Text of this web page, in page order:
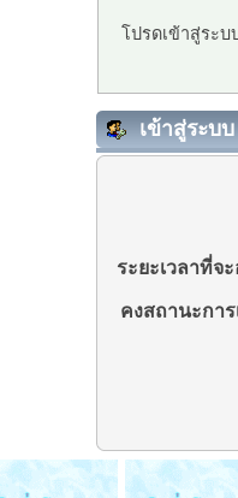
โปรดเข้าสู่ระ
เข้าสู่ระบบ
ระยะเวลาที่จ
คงสถานะกา